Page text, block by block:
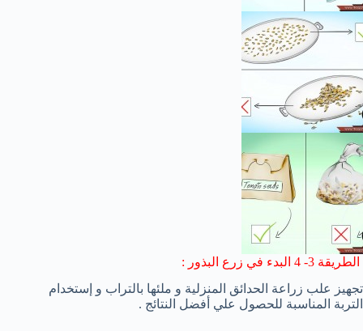
الطريقة 3- 4 البدء في زرع البذور :
تجهيز علب زراعة الحدائق المنزلية و ملئها بالتراب و إستخدام
التربة المناسبة للحصول علي أفضل النتائج .